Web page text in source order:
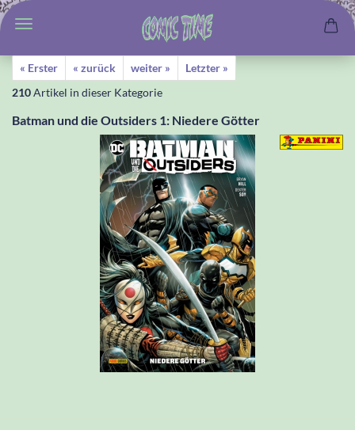
« Erster « zurück weiter »
Letzter »
210Artikel in dieser Kategorie
Batman und die Outsiders 1: Niedere Götter